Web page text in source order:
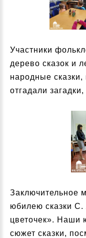
Участники
дерево сказок и
народные
отгадали
Заключительное
юбилею сказки С.
цветочек». Наши
сюжет сказки,